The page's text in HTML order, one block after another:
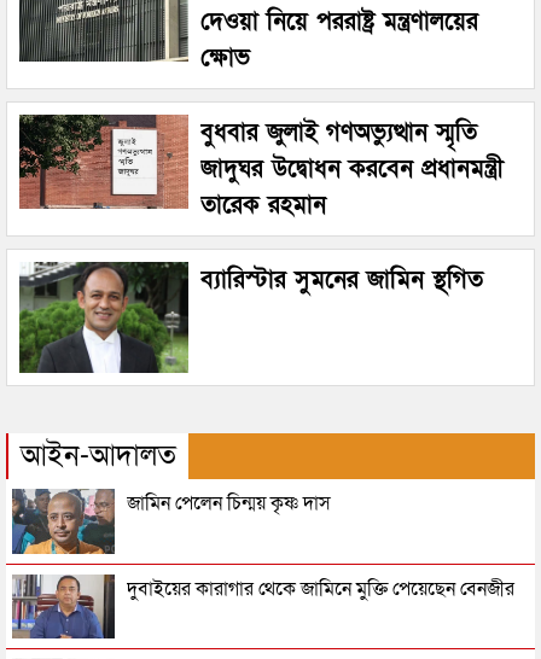
দেওয়া নিয়ে পররাষ্ট্র মন্ত্রণালয়ের
ক্ষোভ
বুধবার জুলাই গণঅভ্যুত্থান স্মৃতি
জাদুঘর উদ্বোধন করবেন প্রধানমন্ত্রী
তারেক রহমান
ব্যারিস্টার সুমনের জামিন স্থগিত
আইন-আদালত
জামিন পেলেন চিন্ময় কৃষ্ণ দাস
দুবাইয়ের কারাগার থেকে জামিনে মুক্তি পেয়েছেন বেনজীর